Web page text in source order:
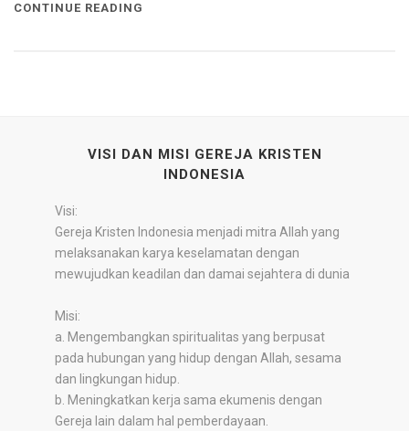
CONTINUE READING
VISI DAN MISI GEREJA KRISTEN
INDONESIA
Visi:
Gereja Kristen Indonesia menjadi mitra Allah yang
melaksanakan karya keselamatan dengan
mewujudkan keadilan dan damai sejahtera di dunia
Misi:
a. Mengembangkan spiritualitas yang berpusat
pada hubungan yang hidup dengan Allah, sesama
dan lingkungan hidup.
b. Meningkatkan kerja sama ekumenis dengan
Gereja lain dalam hal pemberdayaan.